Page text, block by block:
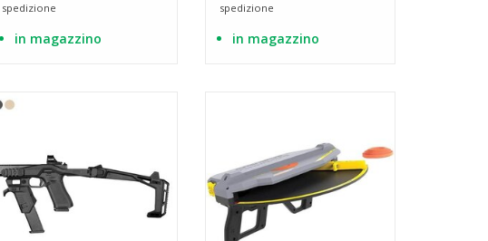
spedizione
in magazzino
spedizione
in magazzino
Kit stabilizzatore per carabina a
AGGIUNGI AL CARRELLO
AGGIUNGI AL CARRELLO